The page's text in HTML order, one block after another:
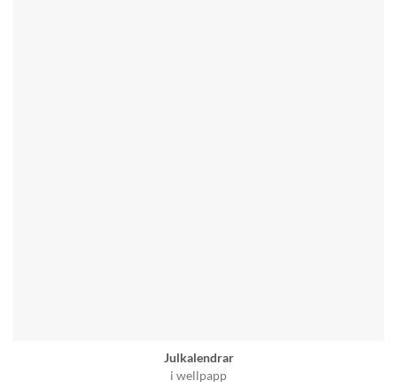
Julkalendrar
i wellpapp